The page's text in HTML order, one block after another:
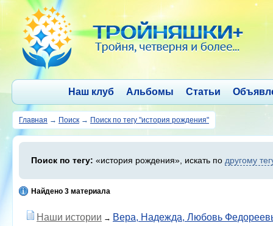
Наш клуб Альбомы Статьи
Главная → Поиск → Поиск по тегу "история рождения"
Поиск по тегу: «история рождения», искать по другому
Найдено 3 материала
Наши истории → Вера, Надежда, Любовь